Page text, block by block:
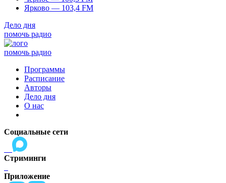
Ярково — 103,4 FM
Дело дня
помочь радио
помочь радио
Программы
Расписание
Авторы
Дело дня
О нас
Социальные сети
Стриминги
Приложение